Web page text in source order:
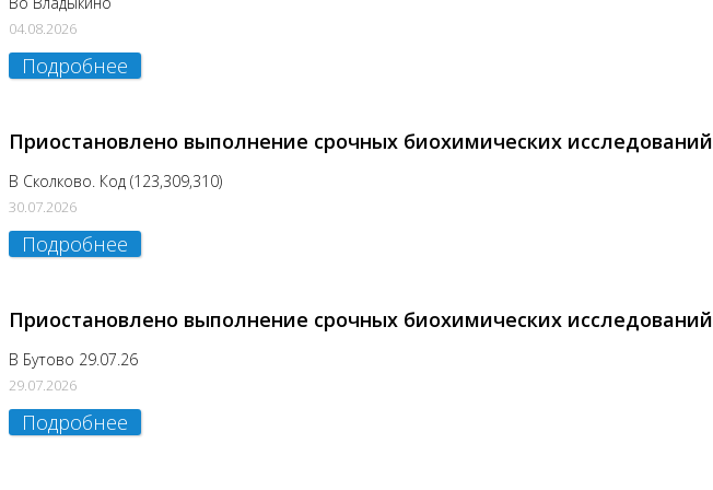
04.08.2026
Подробнее
Приостановлено выполнение срочных биохимических исследований
В Сколково. Код (123,309,310)
30.07.2026
Подробнее
Приостановлено выполнение срочных биохимических исследований
В Бутово 29.07.26
29.07.2026
Подробнее